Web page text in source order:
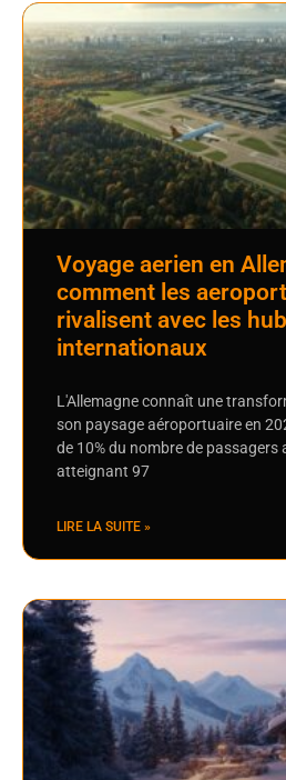
Voyage aerien en
comment les
rivalisent avec les
internationaux
L'Allemagne connaît une
son paysage aéroportuaire en
de 10% du nombre de passagers
atteignant 97
LIRE LA SUITE »